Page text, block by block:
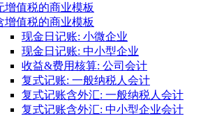
增值税的商业模板
增值税的商业模板
现金日记账: 小微企业
现金日记账: 中小型企业
收益&费用核算: 公司会计
复式记账: 一般纳税人会计
复式记账含外汇: 一般纳税人会计
复式记账含外汇: 中小型企业会计